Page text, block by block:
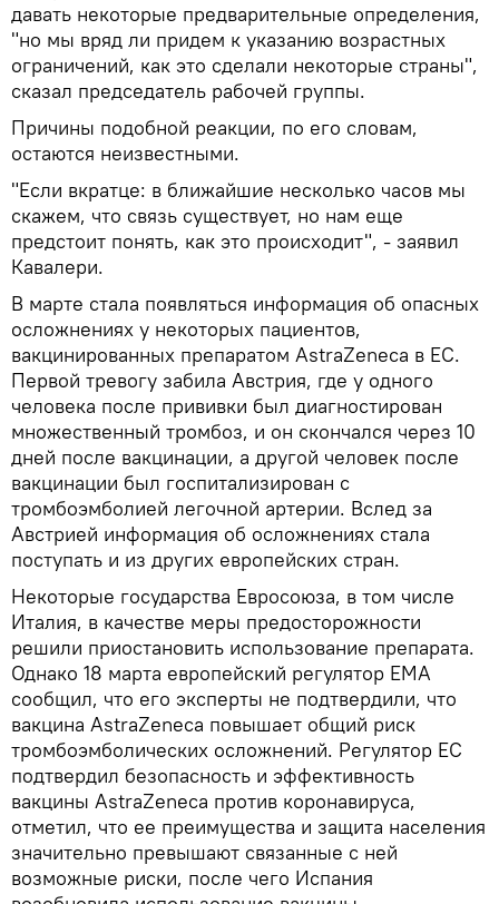
давать некоторые предварительные определения,
"но мы вряд ли придем к указанию возрастных
ограничений, как это сделали некоторые страны",
сказал председатель рабочей группы.
Причины подобной реакции, по его словам,
остаются неизвестными.
"Если вкратце: в ближайшие несколько часов мы
скажем, что связь существует, но нам еще
предстоит понять, как это происходит", - заявил
Кавалери.
В марте стала появляться информация об опасных
осложнениях у некоторых пациентов,
вакцинированных препаратом AstraZeneca в ЕС.
Первой тревогу забила Австрия, где у одного
человека после прививки был диагностирован
множественный тромбоз, и он скончался через 10
дней после вакцинации, а другой человек после
вакцинации был госпитализирован с
тромбоэмболией легочной артерии. Вслед за
Австрией информация об осложнениях стала
поступать и из других европейских стран.
Некоторые государства Евросоюза, в том числе
Италия, в качестве меры предосторожности
решили приостановить использование препарата.
Однако 18 марта европейский регулятор ЕМА
сообщил, что его эксперты не подтвердили, что
вакцина AstraZeneca повышает общий риск
тромбоэмболических осложнений. Регулятор ЕС
подтвердил безопасность и эффективность
вакцины АstraZeneca против коронавируса,
отметил, что ее преимущества и защита населения
значительно превышают связанные с ней
возможные риски, после чего Испания